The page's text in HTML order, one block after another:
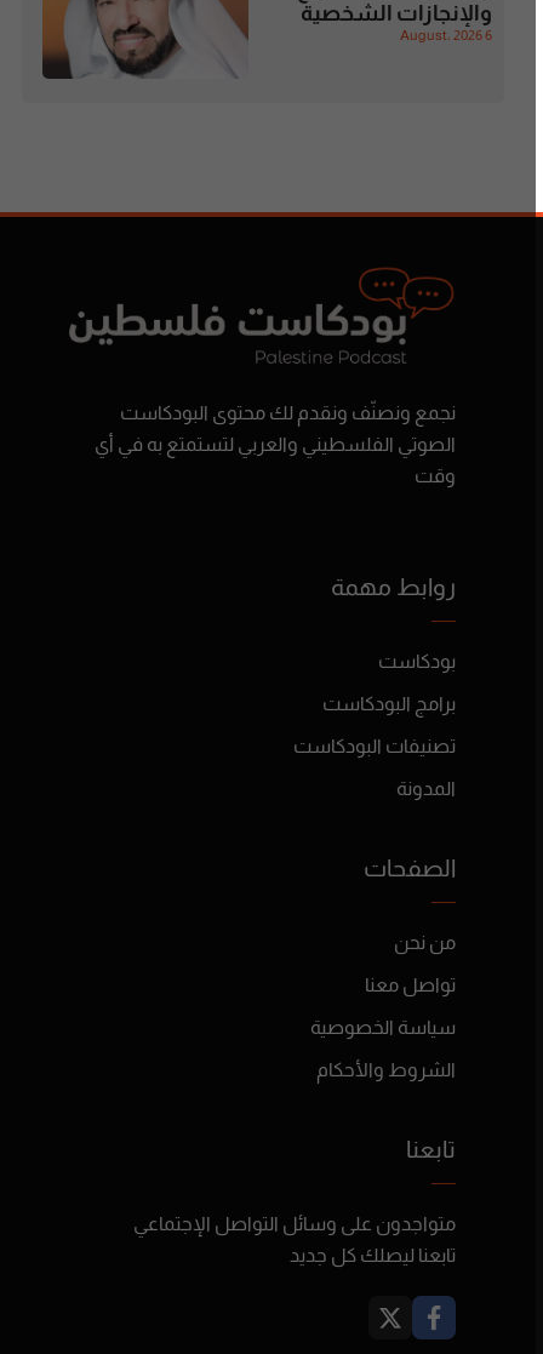
والإنجازات الشخصية
6 August، 2026
نجمع ونصنّف ونقدم لك محتوى البودكاست
الصوتي الفلسطيني والعربي لتستمتع به في أي
وقت
روابط مهمة
بودكاست
برامج البودكاست
تصنيفات البودكاست
المدونة
الصفحات
من نحن
تواصل معنا
سياسة الخصوصية
الشروط والأحكام
تابعنا
متواجدون على وسائل التواصل الإجتماعي
تابعنا ليصلك كل جديد